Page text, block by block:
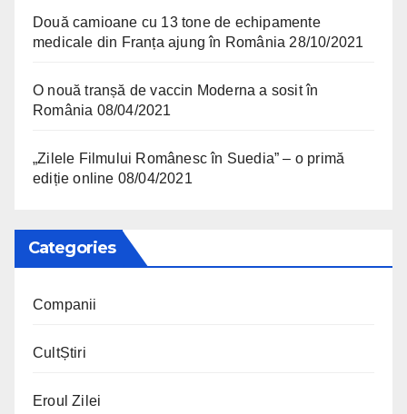
Două camioane cu 13 tone de echipamente
medicale din Franța ajung în România 28/10/2021
O nouă tranșă de vaccin Moderna a sosit în
România 08/04/2021
„Zilele Filmului Românesc în Suedia” – o primă
ediție online 08/04/2021
Categories
Companii
CultȘtiri
Eroul Zilei